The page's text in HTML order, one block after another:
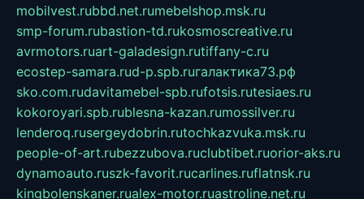
mobilvest.rubbd.net.rumebelshop.msk.ru
smp-forum.rubastion-td.rukosmoscreative.ru
avrmotors.ruart-galadesign.rutiffany-c.ru
ecostep-samara.rud-p.spb.ruгалактика73.рф
sko.com.rudavitamebel-spb.rufotsis.rutesiaes.ru
kokoroyari.spb.rublesna-kazan.rumossilver.ru
lenderoq.rusergeydobrin.rutochkazvuka.msk.ru
people-of-art.rubezzubova.ruclubtibet.ruorior-aks.ru
dynamoauto.ruszk-favorit.rucarlines.ruflatnsk.ru
kingbolenskaner.rualex-motor.ruastroline.net.ru